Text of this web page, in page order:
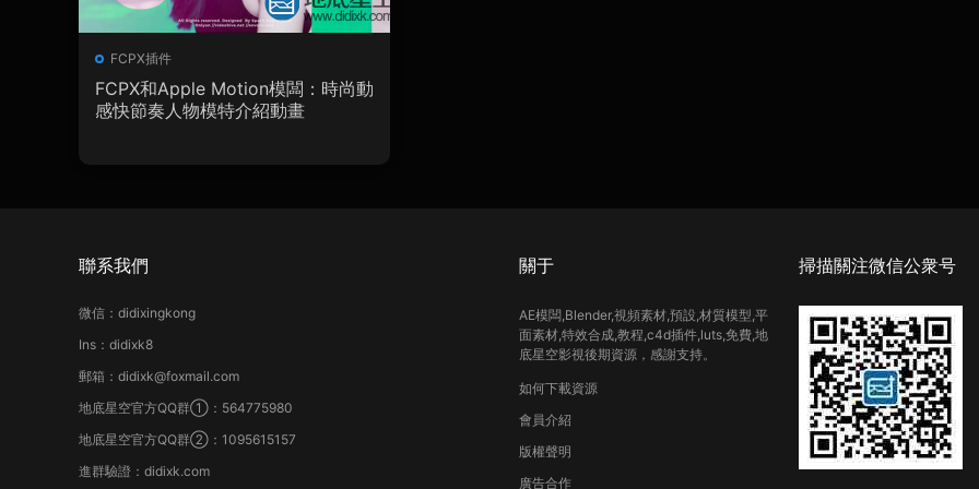
FCPX插件
FCPX和Apple Motion模闆：時尚動
感快節奏人物模特介紹動畫
聯系我們
微信：didixingkong
Ins：didixk8
郵箱：didixk@foxmail.com
地底星空官方QQ群①：564775980
地底星空官方QQ群②：1095615157
進群驗證：didixk.com
關于
AE模闆,Blender,視頻素材,預設,材質模型,平
面素材,特效合成,教程,c4d插件,luts,免費,地
底星空影視後期資源，感謝支持。
如何下載資源
會員介紹
版權聲明
廣告合作
掃描關注微信公衆号